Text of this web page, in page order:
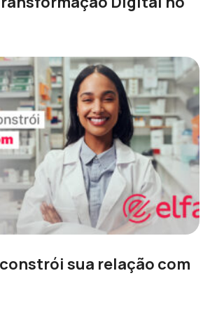
sua relação com